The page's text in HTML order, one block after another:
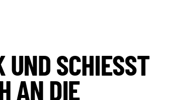
SCHIESST S
DIE T